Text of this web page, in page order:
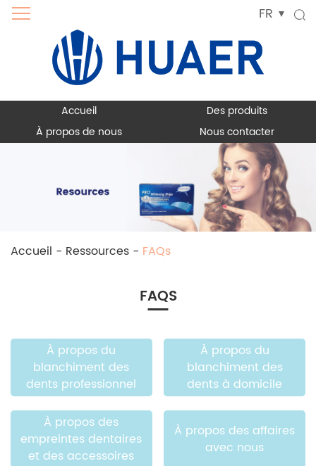
FR
Accueil
Des produits
À propos de nous
Nous contacter
Accueil - Ressources - FAQs
FAQS
À propos du
blanchiment des
dents professionnel
À propos du
blanchiment des
dents à domicile
À propos des
empreintes dentaires
et des accessoires
À propos des affaires
avec nous